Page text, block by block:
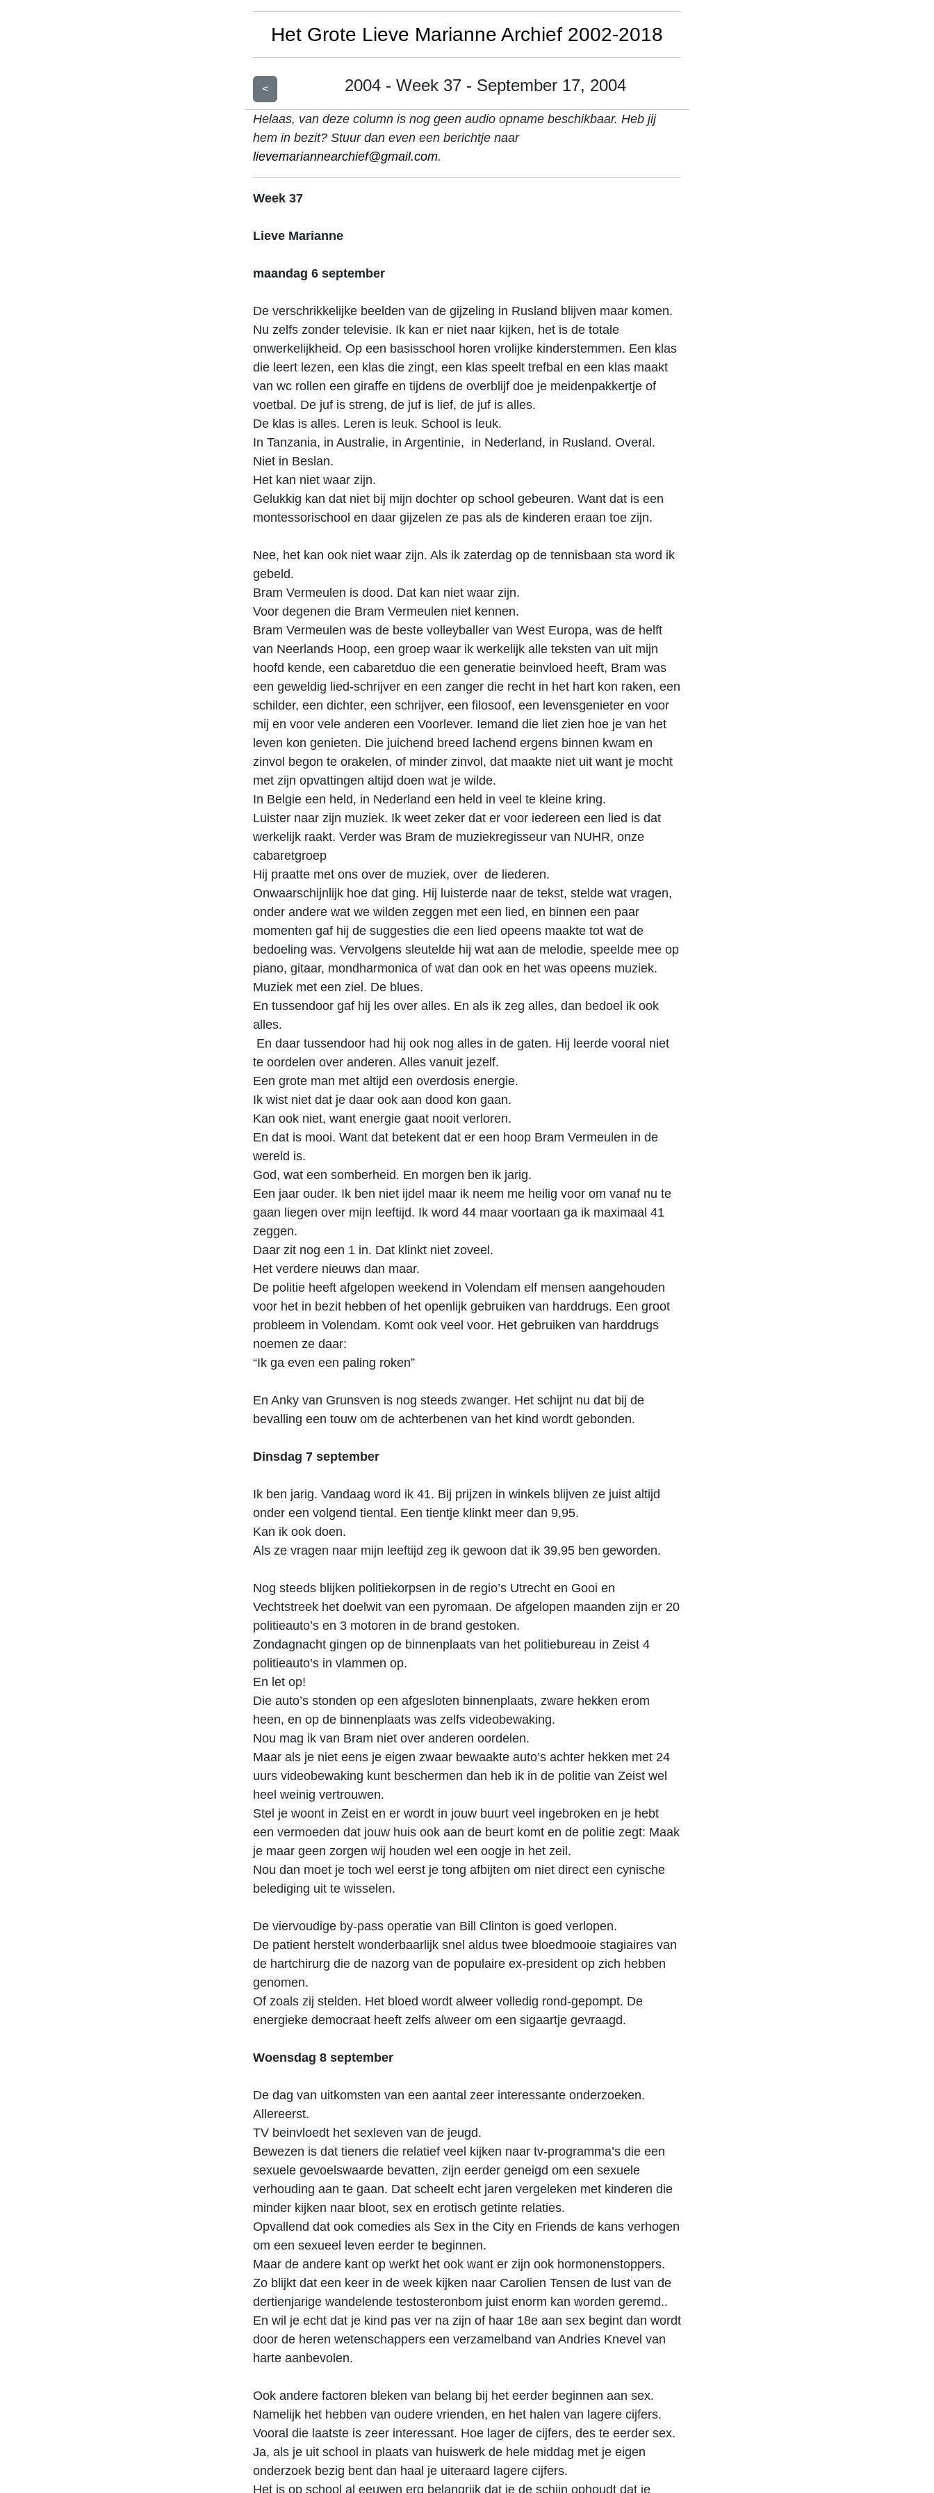
Het Grote Lieve Marianne Archief 2002-2018
< 2004 - Week 37 - September 17, 2004
Helaas, van deze column is nog geen audio opname beschikbaar. Heb jij
hem in bezit? Stuur dan even een berichtje naar
lievemariannearchief@gmail.com.
Week 37
Lieve Marianne
maandag 6 september
De verschrikkelijke beelden van de gijzeling in Rusland blijven maar komen.
Nu zelfs zonder televisie. Ik kan er niet naar kijken, het is de totale
onwerkelijkheid. Op een basisschool horen vrolijke kinderstemmen. Een klas
die leert lezen, een klas die zingt, een klas speelt trefbal en een klas maakt
van wc rollen een giraffe en tijdens de overblijf doe je meidenpakkertje of
voetbal. De juf is streng, de juf is lief, de juf is alles.
De klas is alles. Leren is leuk. School is leuk.
In Tanzania, in Australie, in Argentinie, in Nederland, in Rusland. Overal.
Niet in Beslan.
Het kan niet waar zijn.
Gelukkig kan dat niet bij mijn dochter op school gebeuren. Want dat is een
montessorischool en daar gijzelen ze pas als de kinderen eraan toe zijn.
Nee, het kan ook niet waar zijn. Als ik zaterdag op de tennisbaan sta word ik
gebeld.
Bram Vermeulen is dood. Dat kan niet waar zijn.
Voor degenen die Bram Vermeulen niet kennen.
Bram Vermeulen was de beste volleyballer van West Europa, was de helft
van Neerlands Hoop, een groep waar ik werkelijk alle teksten van uit mijn
hoofd kende, een cabaretduo die een generatie beinvloed heeft, Bram was
een geweldig lied-schrijver en een zanger die recht in het hart kon raken, een
schilder, een dichter, een schrijver, een filosoof, een levensgenieter en voor
mij en voor vele anderen een Voorlever. Iemand die liet zien hoe je van het
leven kon genieten. Die juichend breed lachend ergens binnen kwam en
zinvol begon te orakelen, of minder zinvol, dat maakte niet uit want je mocht
met zijn opvattingen altijd doen wat je wilde.
In Belgie een held, in Nederland een held in veel te kleine kring.
Luister naar zijn muziek. Ik weet zeker dat er voor iedereen een lied is dat
werkelijk raakt. Verder was Bram de muziekregisseur van NUHR, onze
cabaretgroep
Hij praatte met ons over de muziek, over de liederen.
Onwaarschijnlijk hoe dat ging. Hij luisterde naar de tekst, stelde wat vragen,
onder andere wat we wilden zeggen met een lied, en binnen een paar
momenten gaf hij de suggesties die een lied opeens maakte tot wat de
bedoeling was. Vervolgens sleutelde hij wat aan de melodie, speelde mee op
piano, gitaar, mondharmonica of wat dan ook en het was opeens muziek.
Muziek met een ziel. De blues.
En tussendoor gaf hij les over alles. En als ik zeg alles, dan bedoel ik ook
alles.
En daar tussendoor had hij ook nog alles in de gaten. Hij leerde vooral niet
te oordelen over anderen. Alles vanuit jezelf.
Een grote man met altijd een overdosis energie.
Ik wist niet dat je daar ook aan dood kon gaan.
Kan ook niet, want energie gaat nooit verloren.
En dat is mooi. Want dat betekent dat er een hoop Bram Vermeulen in de
wereld is.
God, wat een somberheid. En morgen ben ik jarig.
Een jaar ouder. Ik ben niet ijdel maar ik neem me heilig voor om vanaf nu te
gaan liegen over mijn leeftijd. Ik word 44 maar voortaan ga ik maximaal 41
zeggen.
Daar zit nog een 1 in. Dat klinkt niet zoveel.
Het verdere nieuws dan maar.
De politie heeft afgelopen weekend in Volendam elf mensen aangehouden
voor het in bezit hebben of het openlijk gebruiken van harddrugs. Een groot
probleem in Volendam. Komt ook veel voor. Het gebruiken van harddrugs
noemen ze daar:
“Ik ga even een paling roken”
En Anky van Grunsven is nog steeds zwanger. Het schijnt nu dat bij de
bevalling een touw om de achterbenen van het kind wordt gebonden.
Dinsdag 7 september
Ik ben jarig. Vandaag word ik 41. Bij prijzen in winkels blijven ze juist altijd
onder een volgend tiental. Een tientje klinkt meer dan 9,95.
Kan ik ook doen.
Als ze vragen naar mijn leeftijd zeg ik gewoon dat ik 39,95 ben geworden.
Nog steeds blijken politiekorpsen in de regio’s Utrecht en Gooi en
Vechtstreek het doelwit van een pyromaan. De afgelopen maanden zijn er 20
politieauto’s en 3 motoren in de brand gestoken.
Zondagnacht gingen op de binnenplaats van het politiebureau in Zeist 4
politieauto’s in vlammen op.
En let op!
Die auto’s stonden op een afgesloten binnenplaats, zware hekken erom
heen, en op de binnenplaats was zelfs videobewaking.
Nou mag ik van Bram niet over anderen oordelen.
Maar als je niet eens je eigen zwaar bewaakte auto’s achter hekken met 24
uurs videobewaking kunt beschermen dan heb ik in de politie van Zeist wel
heel weinig vertrouwen.
Stel je woont in Zeist en er wordt in jouw buurt veel ingebroken en je hebt
een vermoeden dat jouw huis ook aan de beurt komt en de politie zegt: Maak
je maar geen zorgen wij houden wel een oogje in het zeil.
Nou dan moet je toch wel eerst je tong afbijten om niet direct een cynische
belediging uit te wisselen.
De viervoudige by-pass operatie van Bill Clinton is goed verlopen.
De patient herstelt wonderbaarlijk snel aldus twee bloedmooie stagiaires van
de hartchirurg die de nazorg van de populaire ex-president op zich hebben
genomen.
Of zoals zij stelden. Het bloed wordt alweer volledig rond-gepompt. De
energieke democraat heeft zelfs alweer om een sigaartje gevraagd.
Woensdag 8 september
De dag van uitkomsten van een aantal zeer interessante onderzoeken.
Allereerst.
TV beinvloedt het sexleven van de jeugd.
Bewezen is dat tieners die relatief veel kijken naar tv-programma’s die een
sexuele gevoelswaarde bevatten, zijn eerder geneigd om een sexuele
verhouding aan te gaan. Dat scheelt echt jaren vergeleken met kinderen die
minder kijken naar bloot, sex en erotisch getinte relaties.
Opvallend dat ook comedies als Sex in the City en Friends de kans verhogen
om een sexueel leven eerder te beginnen.
Maar de andere kant op werkt het ook want er zijn ook hormonenstoppers.
Zo blijkt dat een keer in de week kijken naar Carolien Tensen de lust van de
dertienjarige wandelende testosteronbom juist enorm kan worden geremd..
En wil je echt dat je kind pas ver na zijn of haar 18e aan sex begint dan wordt
door de heren wetenschappers een verzamelband van Andries Knevel van
harte aanbevolen.
Ook andere factoren bleken van belang bij het eerder beginnen aan sex.
Namelijk het hebben van oudere vrienden, en het halen van lagere cijfers.
Vooral die laatste is zeer interessant. Hoe lager de cijfers, des te eerder sex.
Ja, als je uit school in plaats van huiswerk de hele middag met je eigen
onderzoek bezig bent dan haal je uiteraard lagere cijfers.
Het is op school al eeuwen erg belangrijk dat je de schijn ophoudt dat je